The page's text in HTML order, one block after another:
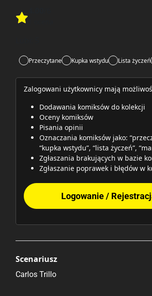
Rate this item:
Przeczytane Kupka wstydu Lista życzeń
Zalogowani użytkownicy mają
Dodawania komiksów do kolekcji
Oceny komiksów
Pisania opinii
Oznaczania komiksów jako:
“kupka wstydu”, “lista życzeń”,
Zgłaszania brakujących w bazie
Zgłaszanie poprawek i błędów w
Logowanie /
Scenariusz
Carlos Trillo